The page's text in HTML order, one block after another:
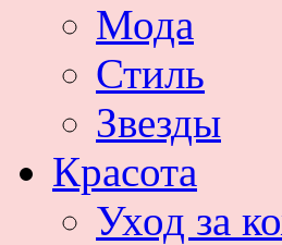
Мода
Стиль
Звезды
Красота
Уход за